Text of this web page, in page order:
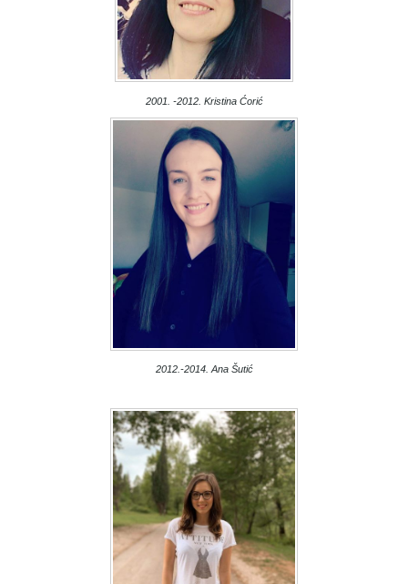
2001. -2012. Kristina Ćorić
2012.-2014. Ana Šutić